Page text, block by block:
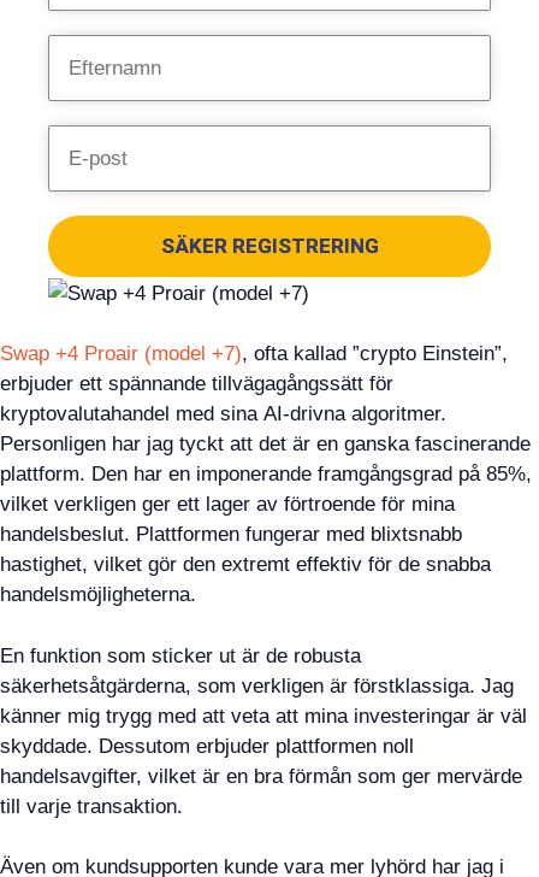
SÄKER REGISTRERING
Swap +4 Proair (model +7), ofta kallad ”crypto Einstein”,
erbjuder ett spännande tillvägagångssätt för
kryptovalutahandel med sina AI-drivna algoritmer.
Personligen har jag tyckt att det är en ganska fascinerande
plattform. Den har en imponerande framgångsgrad på 85%,
vilket verkligen ger ett lager av förtroende för mina
handelsbeslut. Plattformen fungerar med blixtsnabb
hastighet, vilket gör den extremt effektiv för de snabba
handelsmöjligheterna.
En funktion som sticker ut är de robusta
säkerhetsåtgärderna, som verkligen är förstklassiga. Jag
känner mig trygg med att veta att mina investeringar är väl
skyddade. Dessutom erbjuder plattformen noll
handelsavgifter, vilket är en bra förmån som ger mervärde
till varje transaktion.
Även om kundsupporten kunde vara mer lyhörd har jag i